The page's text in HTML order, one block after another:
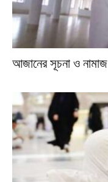
আজানের সূচনা ও নামাজ